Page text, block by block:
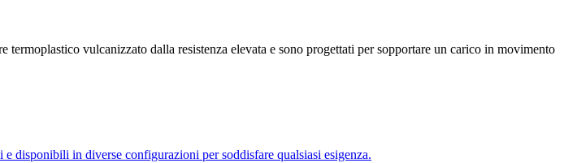
vulcanizzato dalla resistenza elevata e sono progettati per sopportare un carico in movimento
in diverse configurazioni per soddisfare qualsiasi esigenza.